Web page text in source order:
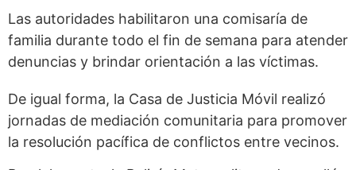
Las autoridades habilitaron una comisaría de
familia durante todo el fin de semana para atender
denuncias y brindar orientación a las víctimas.
De igual forma, la Casa de Justicia Móvil realizó
jornadas de mediación comunitaria para promover
la resolución pacífica de conflictos entre vecinos.